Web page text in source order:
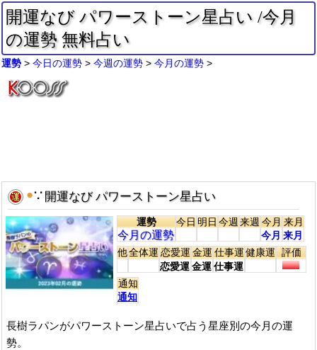
開運なび パワーストーン星占い /今月
の運勢 無料占い
運勢 今日の運勢 今週の運勢 今月の運勢
●∵ 開運なび パワーストーン星占い
運勢
今月の運勢
今日明日今週来週今月
今月
来月
来月
他全体運恋愛運
恋愛運
金運
金運
仕事運
仕事運
健康運 評価
通知
通知
長樹ラパンがパワーストーン星占いで占う星座別の今月の運
勢。